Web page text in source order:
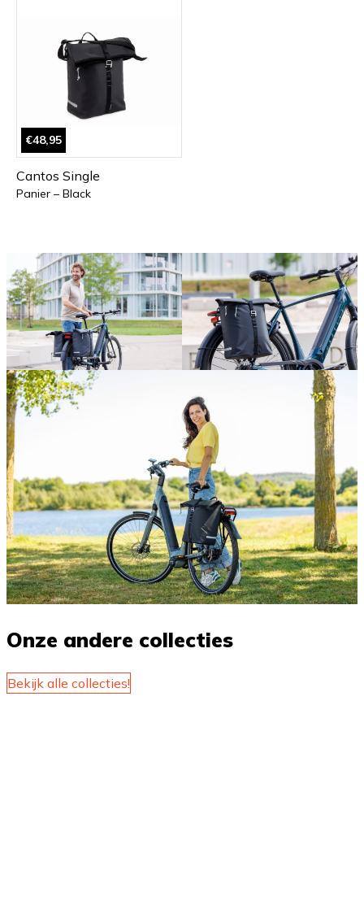
€48,95
Cantos Single
Panier – Black
Onze andere collecties
Bekijk alle collecties!